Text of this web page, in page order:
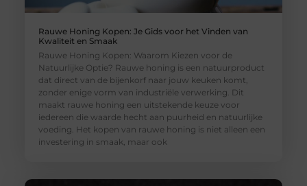
Rauwe Honing Kopen: Je Gids voor het Vinden van
Kwaliteit en Smaak
Rauwe Honing Kopen: Waarom Kiezen voor de
Natuurlijke Optie? Rauwe honing is een natuurproduct
dat direct van de bijenkorf naar jouw keuken komt,
zonder enige vorm van industriële verwerking. Dit
maakt rauwe honing een uitstekende keuze voor
iedereen die waarde hecht aan puurheid en natuurlijke
voeding. Het kopen van rauwe honing is niet alleen een
investering in smaak, maar ook